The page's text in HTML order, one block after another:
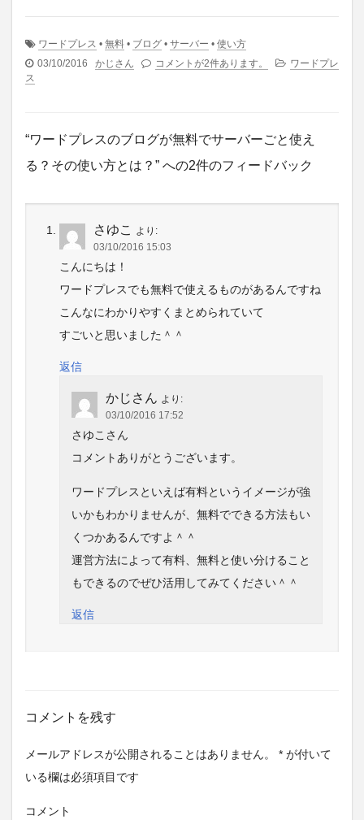
ワードプレス • 無料 • ブログ • サーバー • 使い方
03/10/2016
かじさん コメントが2件あります。
ワードプレ
ス
“ワードプレスのブログが無料でサーバーごと使え
る？その使い方とは？” への2件のフィードバック
さゆこ
より:
03/10/2016 15:03
こんにちは！
ワードプレスでも無料で使えるものがあるんですね
こんなにわかりやすくまとめられていて
すごいと思いました＾＾
返信
かじさん より:
03/10/2016 17:52
さゆこさん
コメントありがとうございます。
ワードプレスといえば有料というイメージが強
いかもわかりませんが、無料でできる方法もい
くつかあるんですよ＾＾
運営方法によって有料、無料と使い分けること
もできるのでぜひ活用してみてください＾＾
返信
コメントを残す
メールアドレスが公開されることはありません。 * が付いて
いる欄は必須項目です
コメント